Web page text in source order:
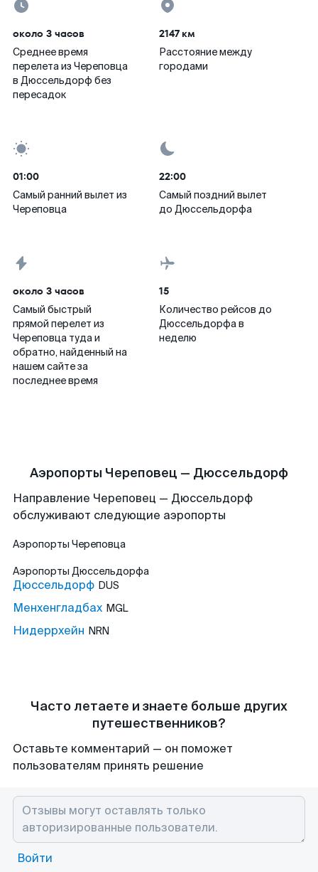
около 3 часов
Среднее время
перелета из Череповца
в Дюссельдорф без
пересадок
2147 км
Расстояние между
городами
01:00
Самый ранний вылет из
Череповца
22:00
Самый поздний вылет
до Дюссельдорфа
около 3 часов
Самый быстрый
прямой перелет из
Череповца туда и
обратно, найденный на
нашем сайте за
последнее время
15
Количество рейсов до
Дюссельдорфа в
неделю
Аэропорты Череповец — Дюссельдорф
Направление Череповец — Дюссельдорф
обслуживают следующие аэропорты
Аэропорты Череповца
Аэропорты Дюссельдорфа
Дюссельдорф DUS
Менхенгладбах MGL
Нидеррхейн NRN
Часто летаете и знаете больше других
путешественников?
Оставьте комментарий — он поможет
пользователям принять решение
Войти